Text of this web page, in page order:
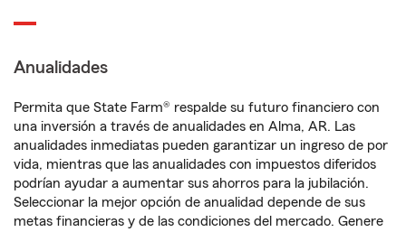
Anualidades
Permita que State Farm® respalde su futuro financiero con
una inversión a través de anualidades en Alma, AR. Las
anualidades inmediatas pueden garantizar un ingreso de por
vida, mientras que las anualidades con impuestos diferidos
podrían ayudar a aumentar sus ahorros para la jubilación.
Seleccionar la mejor opción de anualidad depende de sus
metas financieras y de las condiciones del mercado. Genere